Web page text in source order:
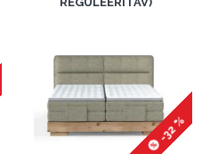
-32 %